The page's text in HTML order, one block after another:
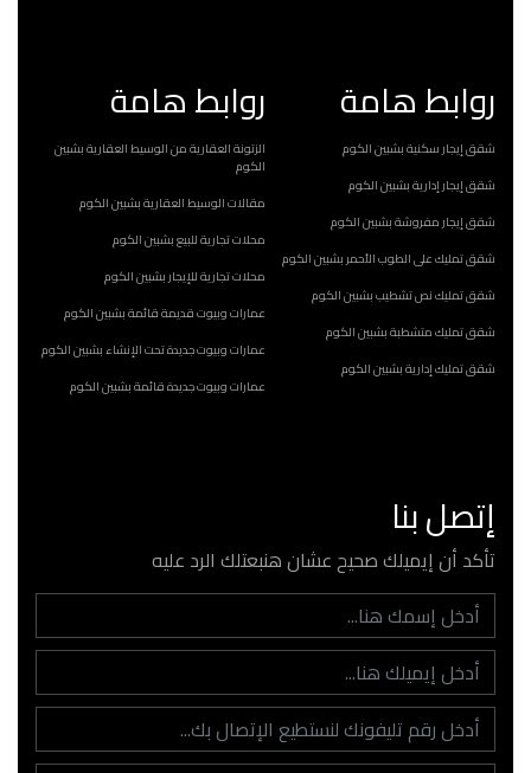
روابط هامة
شقق إيجار سكنية بشبين الكوم
شقق إيجار إدارية بشبين الكوم
شقق إيجار مفروشة بشبين الكوم
شقق تمليك على الطوب الأحمر بشبين الكوم
شقق تمليك نص تشطيب بشبين الكوم
شقق تمليك متشطبة بشبين الكوم
شقق تمليك إدارية بشبين الكوم
روابط هامة
الزتونة العقارية من الوسيط العقارية بشبين
الكوم
مقالات الوسيط العقارية بشبين الكوم
محلات تجارية للبيع بشبين الكوم
محلات تجارية للإيجار بشبين الكوم
عمارات وبيوت قديمة قائمة بشبين الكوم
عمارات وبيوت جديدة تحت الإنشاء بشبين الكوم
عمارات وبيوت جديدة قائمة بشبين الكوم
إتصل بنا
تأكد أن إيميلك صحيح عشان هنبعتلك الرد عليه